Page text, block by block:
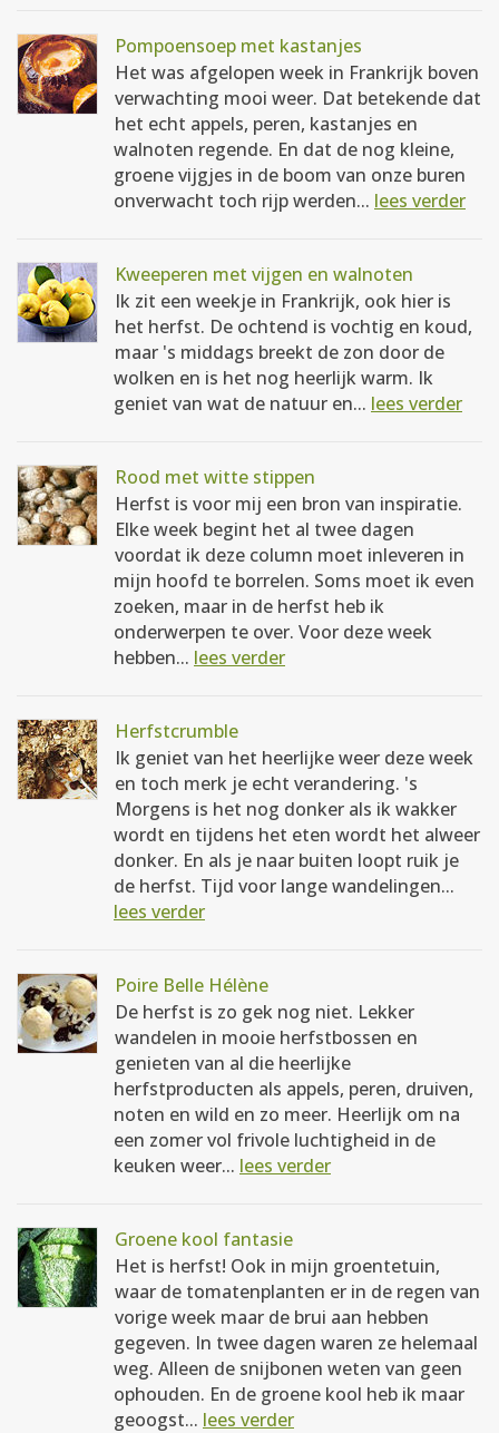
Pompoensoep met kastanjes
Het was afgelopen week in Frankrijk boven
verwachting mooi weer. Dat betekende dat
het echt appels, peren, kastanjes en
walnoten regende. En dat de nog kleine,
groene vijgjes in de boom van onze buren
onverwacht toch rijp werden... lees verder
Kweeperen met vijgen en walnoten
Ik zit een weekje in Frankrijk, ook hier is
het herfst. De ochtend is vochtig en koud,
maar 's middags breekt de zon door de
wolken en is het nog heerlijk warm. Ik
geniet van wat de natuur en... lees verder
Rood met witte stippen
Herfst is voor mij een bron van inspiratie.
Elke week begint het al twee dagen
voordat ik deze column moet inleveren in
mijn hoofd te borrelen. Soms moet ik even
zoeken, maar in de herfst heb ik
onderwerpen te over. Voor deze week
hebben... lees verder
Herfstcrumble
Ik geniet van het heerlijke weer deze week
en toch merk je echt verandering. 's
Morgens is het nog donker als ik wakker
wordt en tijdens het eten wordt het alweer
donker. En als je naar buiten loopt ruik je
de herfst. Tijd voor lange wandelingen...
lees verder
Poire Belle Hélène
De herfst is zo gek nog niet. Lekker
wandelen in mooie herfstbossen en
genieten van al die heerlijke
herfstproducten als appels, peren, druiven,
noten en wild en zo meer. Heerlijk om na
een zomer vol frivole luchtigheid in de
keuken weer... lees verder
Groene kool fantasie
Het is herfst! Ook in mijn groentetuin,
waar de tomatenplanten er in de regen van
vorige week maar de brui aan hebben
gegeven. In twee dagen waren ze helemaal
weg. Alleen de snijbonen weten van geen
ophouden. En de groene kool heb ik maar
geoogst... lees verder